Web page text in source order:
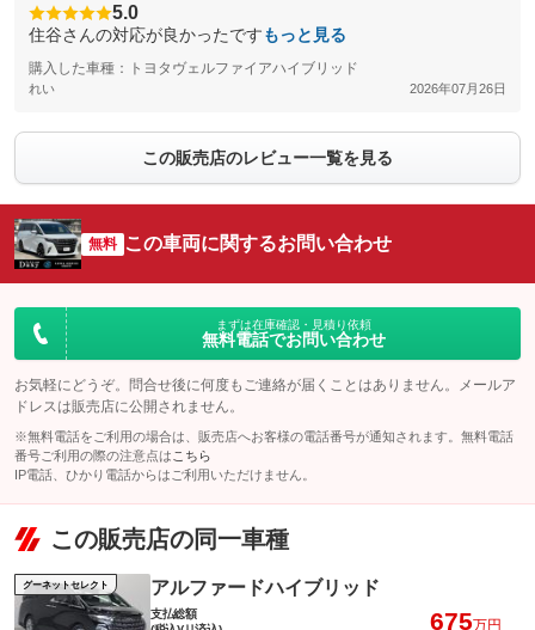
5.0
住谷さんの対応が良かったですもっと見る
購入した車種：トヨタヴェルファイアハイブリッド
れい 2026年07月26日
この販売店のレビュー一覧を見る
無料 この車両に関するお問い合わせ
まずは在庫確認・見積り依頼
無料電話でお問い合わせ
お気軽にどうぞ。問合せ後に何度もご連絡が届くことはありません。メールア
ドレスは販売店に公開されません。
※無料電話をご利用の場合は、販売店へお客様の電話番号が通知されます。無料電話
番号ご利用の際の注意点は こちら
IP電話、ひかり電話からはご利用いただけません。
この販売店の同一車種
グーネットセレクト アルファードハイブリッド
支払総額
675万円